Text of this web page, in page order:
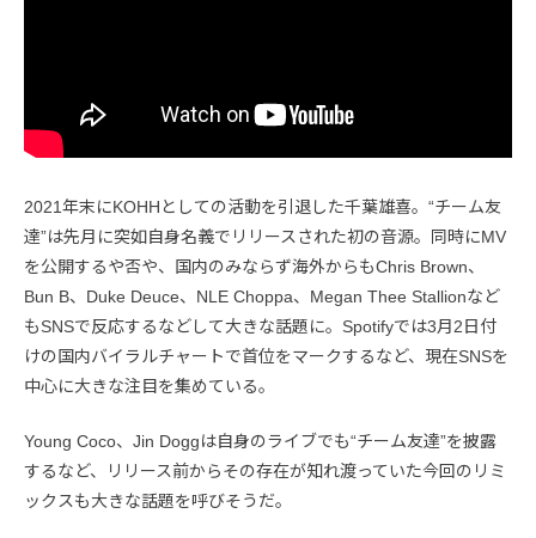
2021年末にKOHHとしての活動を引退した千葉雄喜。“チーム友
達”は先月に突如自身名義でリリースされた初の音源。同時にMV
を公開するや否や、国内のみならず海外からもChris Brown、
Bun B、Duke Deuce、NLE Choppa、Megan Thee Stallionなど
もSNSで反応するなどして大きな話題に。Spotifyでは3月2日付
けの国内バイラルチャートで首位をマークするなど、現在SNSを
中心に大きな注目を集めている。
Young Coco、Jin Doggは自身のライブでも“チーム友達”を披露
するなど、リリース前からその存在が知れ渡っていた今回のリミ
ックスも大きな話題を呼びそうだ。